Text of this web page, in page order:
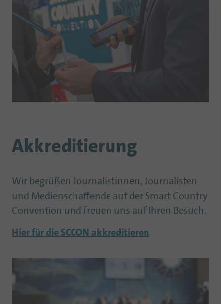
Akkreditierung
Wir begrüßen Journalistinnen, Journalisten
und Medienschaffende auf der Smart Country
Convention und freuen uns auf Ihren Besuch.
Hier für die SCCON akkreditieren